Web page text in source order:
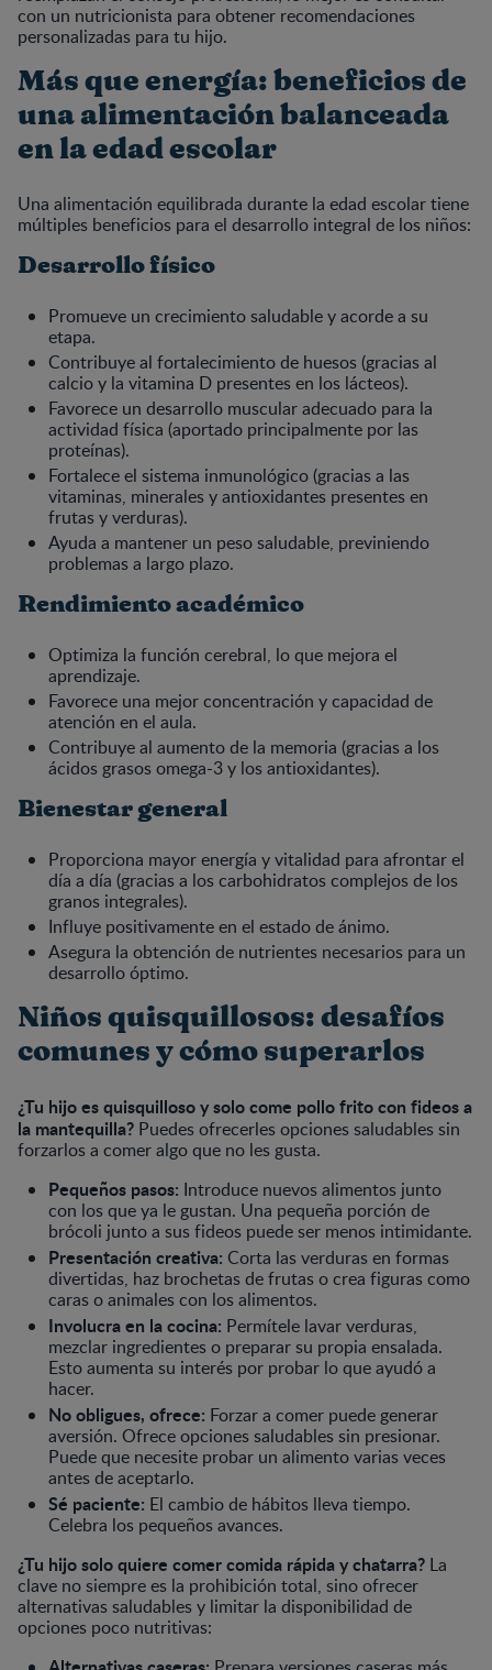
con un nutricionista para obtener recomendaciones
personalizadas para tu hijo.
Más que energía: beneficios de
una alimentación balanceada
en la edad escolar
Una alimentación equilibrada durante la edad escolar tiene
múltiples beneficios para el desarrollo integral de los niños:
Desarrollo físico
Promueve un crecimiento saludable y acorde a su
etapa.
Contribuye al fortalecimiento de huesos (gracias al
calcio y la vitamina D presentes en los lácteos).
Favorece un desarrollo muscular adecuado para la
actividad física (aportado principalmente por las
proteínas).
Fortalece el sistema inmunológico (gracias a las
vitaminas, minerales y antioxidantes presentes en
frutas y verduras).
Ayuda a mantener un peso saludable, previniendo
problemas a largo plazo.
Rendimiento académico
Optimiza la función cerebral, lo que mejora el
aprendizaje.
Favorece una mejor concentración y capacidad de
atención en el aula.
Contribuye al aumento de la memoria (gracias a los
ácidos grasos omega-3 y los antioxidantes).
Bienestar general
Proporciona mayor energía y vitalidad para afrontar el
día a día (gracias a los carbohidratos complejos de los
granos integrales).
Influye positivamente en el estado de ánimo.
Asegura la obtención de nutrientes necesarios para un
desarrollo óptimo.
Niños quisquillosos: desafíos
comunes y cómo superarlos
¿Tu hijo es quisquilloso y solo come pollo frito con fideos a
la mantequilla? Puedes ofrecerles opciones saludables sin
forzarlos a comer algo que no les gusta.
Pequeños pasos: Introduce nuevos alimentos junto
con los que ya le gustan. Una pequeña porción de
brócoli junto a sus fideos puede ser menos intimidante.
Presentación creativa: Corta las verduras en formas
divertidas, haz brochetas de frutas o crea figuras como
caras o animales con los alimentos.
Involucra en la cocina: Permítele lavar verduras,
mezclar ingredientes o preparar su propia ensalada.
Esto aumenta su interés por probar lo que ayudó a
hacer.
No obligues, ofrece: Forzar a comer puede generar
aversión. Ofrece opciones saludables sin presionar.
Puede que necesite probar un alimento varias veces
antes de aceptarlo.
Sé paciente: El cambio de hábitos lleva tiempo.
Celebra los pequeños avances.
¿Tu hijo solo quiere comer comida rápida y chatarra? La
clave no siempre es la prohibición total, sino ofrecer
alternativas saludables y limitar la disponibilidad de
opciones poco nutritivas: